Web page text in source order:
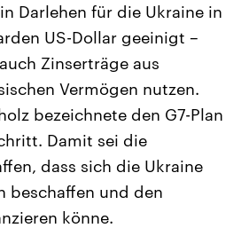
6.
das
aus
Berichte
Parteien
USA
Aktuelle Beiträge,
Hintergründe
Wirtschaftlich und
gehören die Vereinigten
den mächtigsten Ländern
mit großem Einfluss auf
Podcasts
Darlehen für die Ukraine in
US-Dollar geeinigt –
Zinserträge aus
Vermögen nutzen.
bezeichnete den G7-Plan
Damit sei die
dass sich die Ukraine
beschaffen und den
könne.